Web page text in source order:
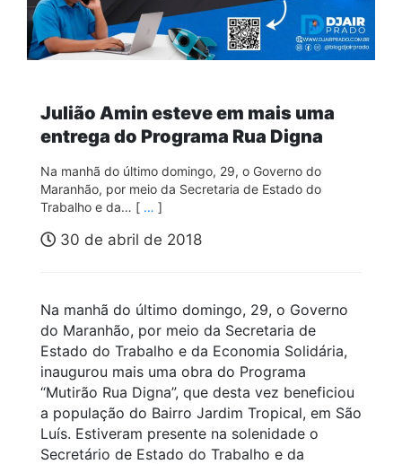
Julião Amin esteve em mais uma
entrega do Programa Rua Digna
Na manhã do último domingo, 29, o Governo do
Maranhão, por meio da Secretaria de Estado do
Trabalho e da… [ … ]
30 de abril de 2018
Na manhã do último domingo, 29, o Governo
do Maranhão, por meio da Secretaria de
Estado do Trabalho e da Economia Solidária,
inaugurou mais uma obra do Programa
“Mutirão Rua Digna”, que desta vez beneficiou
a população do Bairro Jardim Tropical, em São
Luís. Estiveram presente na solenidade o
Secretário de Estado do Trabalho e da